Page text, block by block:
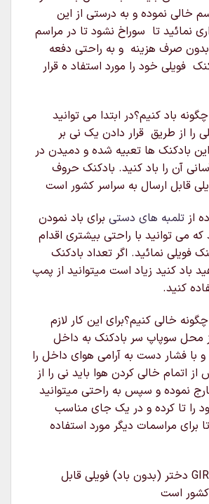
خالی نموده و به درستی از این
نمائید تا سوراخ نشود تا در مراسم
صرف هزینه و به راحتی دفعه
فویلی خود را مورد استفاد ه قرار
باد کنیم؟در ابتدا می توانید
را از طریق قرار دادن یک نی بر
بادکنک ها تعبیه شده و دمیدن در
آن را باد کنید. بادکنک حروف
از تلمبه های دستی برای باد نمودن
می توانید با راحتی بیشتری اقدام
فویلی نمائید. اگر تعداد بادکنک
باد کنید زیاد است میتوانید از پمپ
کنید.
خالی کنیم؟برای این کار لازم
محل سوپاپ سر بادکنک به داخل
و با فشار دست به آرامی هوای داخل را
اتمام خالی کردن هوا باید نی را از
نموده و سپس به راحتی میتوانید
را تا کرده و در یک جای مناسب
برای مراسمات دیگر مورد استفاده
بادکنک حروف GIRL دختر (بدون باد) فویلی قابل
کشور است